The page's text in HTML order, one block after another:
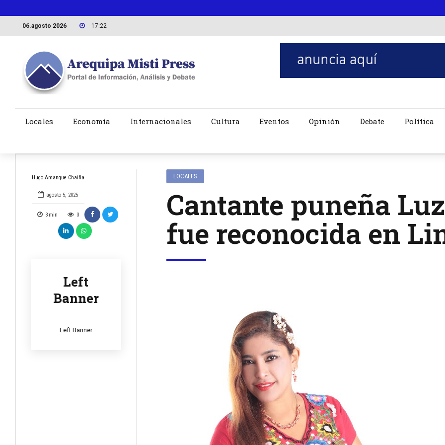
06.agosto 2026 17:22
Locales Economía Internacionales Cultura Eventos Opinión Debate Política
Hugo Amanque Chaiña
agosto 5, 2025
3 min 3
Left
Banner
Left Banner
LOCALES
Cantante puneña
fue reconocida en